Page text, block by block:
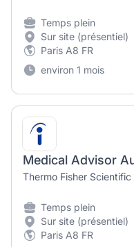
Temps plein
Sur site (présentiel)
Paris A8 FR
environ 1 mois
Medical Advisor
Thermo Fisher Scientific
Temps plein
Sur site (présentiel)
Paris A8 FR